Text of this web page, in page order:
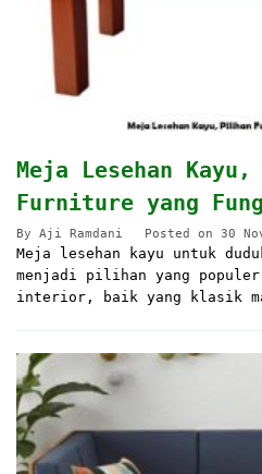
Meja Lesehan
Furniture yang
By Aji Ramdani Posted on 30
Meja lesehan kayu untuk
menjadi pilihan yang populer
interior, baik yang klasik